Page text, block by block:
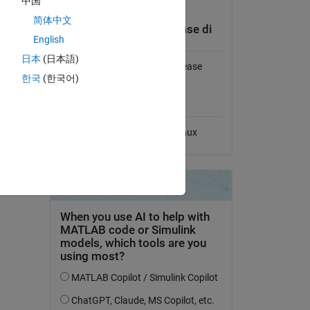
Compatibilità della release di
MATLAB
Compatibile con qualsiasi release
Linux
简体中文
English
日本 (日本語)
한국 (한국어)